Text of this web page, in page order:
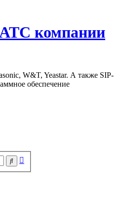
компании
W&T, Yeastar. А также SIP-
обеспечение
Поиск